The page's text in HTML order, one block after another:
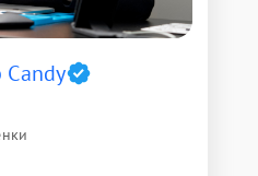
Candy